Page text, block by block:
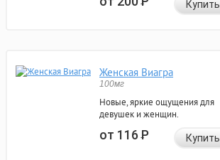
Купить
Женская Виагра
100мг
Новые, яркие ощущения для
девушек и женщин.
от 116Р Купить